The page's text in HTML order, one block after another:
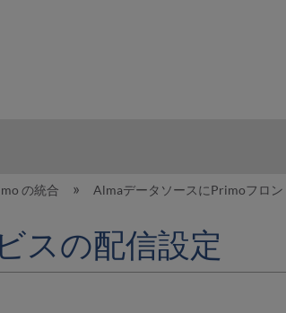
の統合 AlmaデータソースにPrimoフロ
スの配信設定